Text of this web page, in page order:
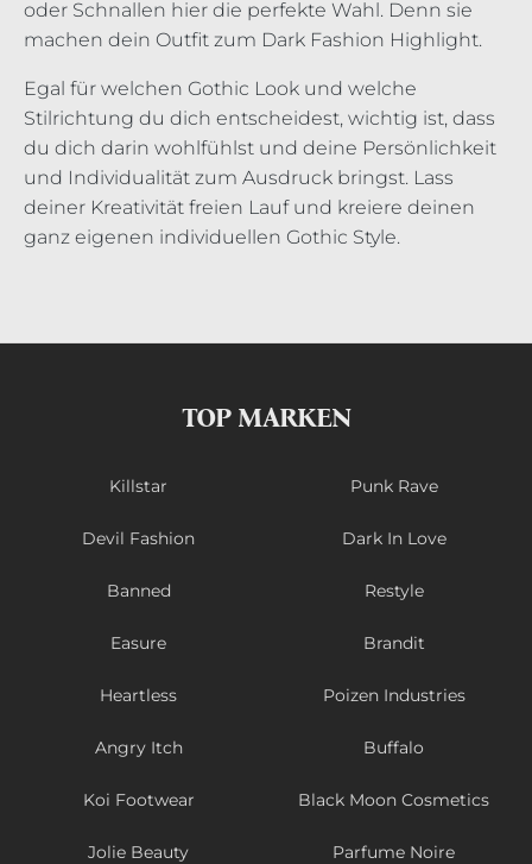
oder Schnallen hier die perfekte Wahl. Denn sie
machen dein Outfit zum Dark Fashion Highlight.
Egal für welchen Gothic Look und welche
Stilrichtung du dich entscheidest, wichtig ist, dass
du dich darin wohlfühlst und deine Persönlichkeit
und Individualität zum Ausdruck bringst. Lass
deiner Kreativität freien Lauf und kreiere deinen
ganz eigenen individuellen Gothic Style.
TOP MARKEN
Killstar Punk Rave
Devil Fashion Dark In Love
Banned Restyle
Easure Brandit
Heartless Poizen Industries
Angry Itch Buffalo
Koi Footwear Black Moon Cosmetics
Jolie Beauty Parfume Noire